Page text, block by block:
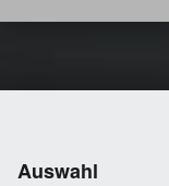
Auswahl